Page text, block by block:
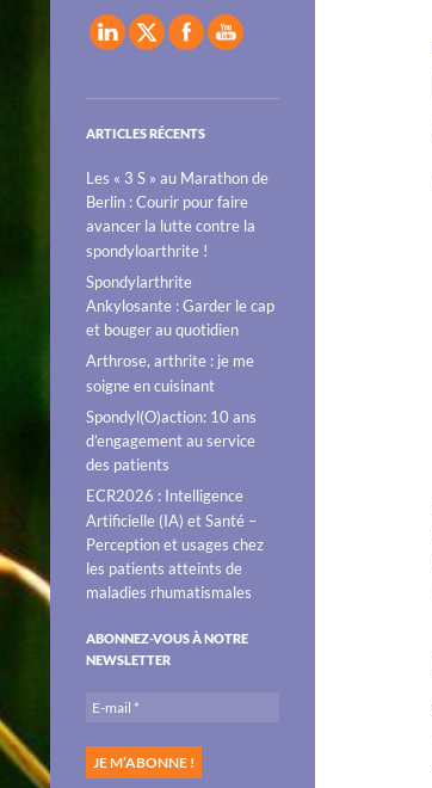
ARTICLES RÉCENTS
Les « 3 S » au Marathon de
Berlin : Courir pour faire
avancer la lutte contre la
spondyloarthrite !
Spondylarthrite
Ankylosante : Garder le cap
et bouger au quotidien
Arthrose, arthrite : je me
soigne en cuisinant
Spondyl(O)action: 10 ans
d’engagement au service
des patients
ECR2026 : Intelligence
Artificielle (IA) et Santé –
Perception et usages chez
les patients atteints de
maladies rhumatismales
ABONNEZ-VOUS À NOTRE
NEWSLETTER